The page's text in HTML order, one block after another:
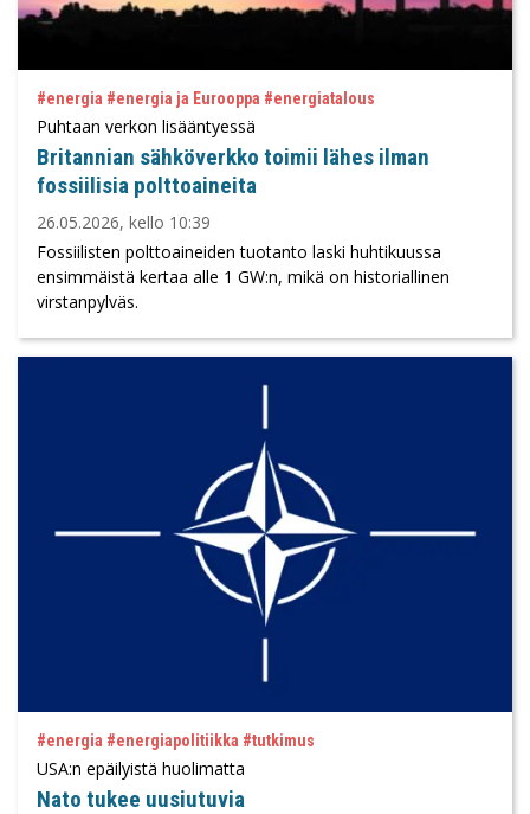
#energia #energia ja Eurooppa #energiatalous
Puhtaan verkon lisääntyessä
Britannian sähköverkko toimii lähes ilman
fossiilisia polttoaineita
26.05.2026, kello 10:39
Fossiilisten polttoaineiden tuotanto laski huhtikuussa
ensimmäistä kertaa alle 1 GW:n, mikä on historiallinen
virstanpylväs.
#energia #energiapolitiikka #tutkimus
USA:n epäilyistä huolimatta
Nato tukee uusiutuvia